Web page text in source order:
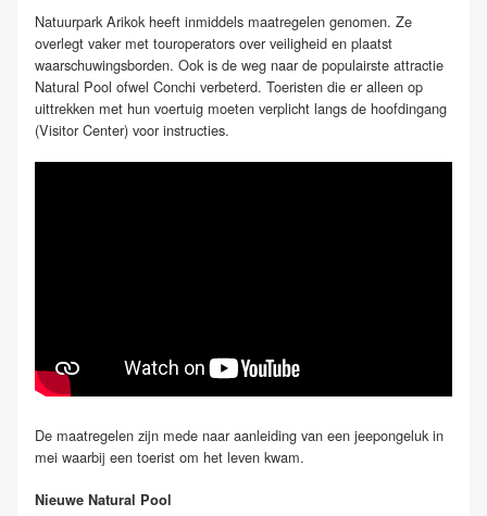
Natuurpark Arikok heeft inmiddels maatregelen genomen. Ze
overlegt vaker met touroperators over veiligheid en plaatst
waarschuwingsborden. Ook is de weg naar de populairste attractie
Natural Pool ofwel Conchi verbeterd. Toeristen die er alleen op
uittrekken met hun voertuig moeten verplicht langs de hoofdingang
(Visitor Center) voor instructies.
De maatregelen zijn mede naar aanleiding van een jeepongeluk in
mei waarbij een toerist om het leven kwam.
Nieuwe Natural Pool